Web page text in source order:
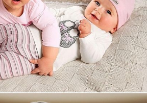
выручку интернет-
topdatop.ru на 25%!
проект